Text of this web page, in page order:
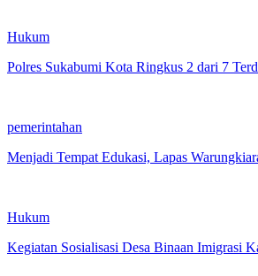
Hukum
Polres Sukabumi Kota Ringkus 2 dari 7
pemerintahan
Menjadi Tempat Edukasi, Lapas
Hukum
Kegiatan Sosialisasi Desa Binaan Imigrasi